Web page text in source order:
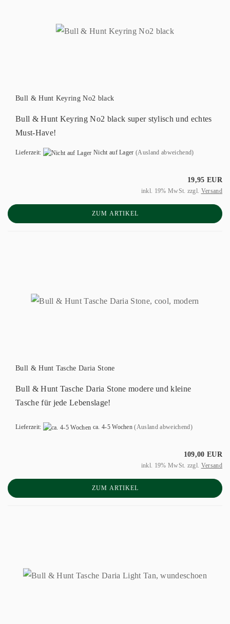
Bull & Hunt Keyring No2 black
Bull & Hunt Keyring No2 black super stylisch und echtes
Must-Have!
Lieferzeit: Nicht auf Lager (Ausland abweichend)
19,95 EUR
inkl. 19% MwSt. zzgl. Versand
ZUM ARTIKEL
Bull & Hunt Tasche Daria Stone
Bull & Hunt Tasche Daria Stone modere und kleine
Tasche für jede Lebenslage!
Lieferzeit: ca. 4-5 Wochen (Ausland abweichend)
109,00 EUR
inkl. 19% MwSt. zzgl. Versand
ZUM ARTIKEL